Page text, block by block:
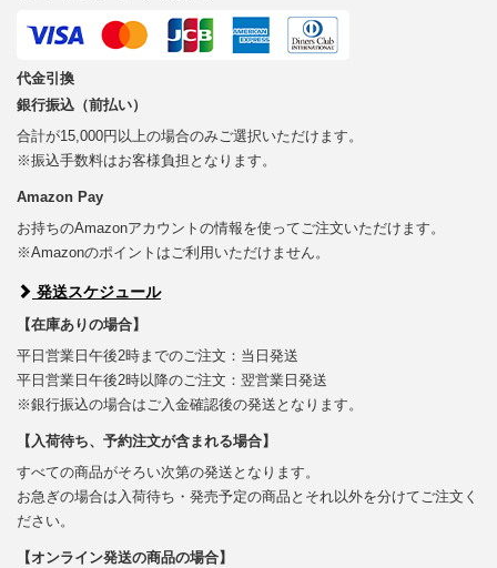
代金引換
銀行振込（前払い）
合計が15,000円以上の場合のみご選択いただけます。
※振込手数料はお客様負担となります。
Amazon Pay
お持ちのAmazonアカウントの情報を使ってご注文いただけます。
※Amazonのポイントはご利用いただけません。
発送スケジュール
【在庫ありの場合】
平日営業日午後2時までのご注文：当日発送
平日営業日午後2時以降のご注文：翌営業日発送
※銀行振込の場合はご入金確認後の発送となります。
【入荷待ち、予約注文が含まれる場合】
すべての商品がそろい次第の発送となります。
お急ぎの場合は入荷待ち・発売予定の商品とそれ以外を分けてご注文く
ださい。
【オンライン発送の商品の場合】